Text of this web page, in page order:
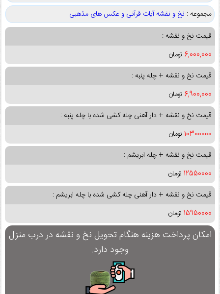
مجموعه : نخ و نقشه آیات قرآنی و عکس های مذهبی
قیمت نخ و نقشه :
6,000,000 تومان
قیمت نخ و نقشه + چله پنبه :
6,900,000 تومان
قیمت نخ و نقشه + دار آهنی چله کشی شده با چله پنبه :
10300000 تومان
قیمت نخ و نقشه + چله ابریشم :
12550000 تومان
قیمت نخ و نقشه + دار آهنی چله کشی شده با چله ابریشم :
15950000 تومان
امکان پرداخت هزینه هنگام تحویل نخ و نقشه در درب منزل
وجود دارد.